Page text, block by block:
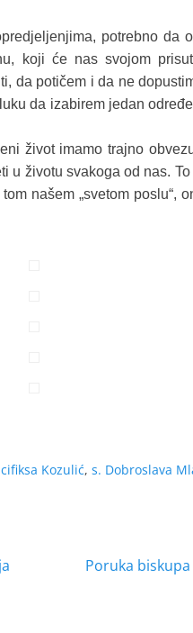
potrebno da
koji će nas svojom
da potičem i da ne
da izabirem jedan
život imamo trajno
životu svakoga od nas.
našem „svetom poslu“,
Kozulić, s. Dobroslava
Poruka